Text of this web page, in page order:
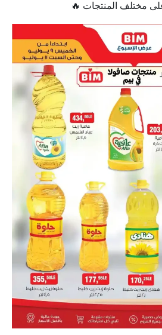
مختلف المنتجات 🔥